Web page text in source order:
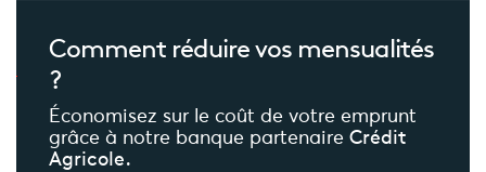
Comment réduirevos mensualités
?
Économisez sur le coût de votre emprunt
grâce à notre banque partenaire Crédit
Agricole.